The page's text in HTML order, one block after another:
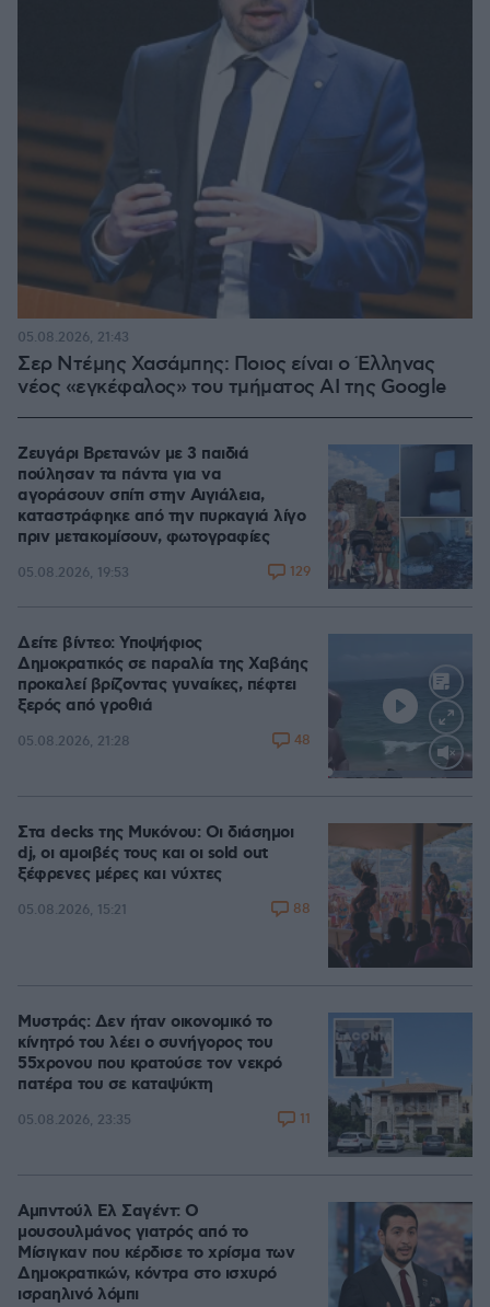
Σερ Ντέμης Χασάμπης: Ποιος είναι ο Έλληνας
νέος «εγκέφαλος» του τμήματος AI της Google
05.08.2026, 21:43
Ζευγάρι Βρετανών με 3 παιδιά
πούλησαν τα πάντα για να
αγοράσουν σπίτι στην Αιγιάλεια,
καταστράφηκε από την πυρκαγιά λίγο
πριν μετακομίσουν, φωτογραφίες
05.08.2026, 19:53 129
Loaded
Δείτε βίντεο: Υποψήφιος
Δημοκρατικός σε παραλία της Χαβάης
προκαλεί βρίζοντας γυναίκες, πέφτει
ξερός από γροθιά
05.08.2026, 21:28 48
Στα decks της Μυκόνου: Οι διάσημοι
dj, οι αμοιβές τους και οι sold out
ξέφρενες μέρες και νύχτες
05.08.2026, 15:21 88
Μυστράς: Δεν ήταν οικονομικό το
κίνητρό του λέει ο συνήγορος του
55χρονου που κρατούσε τον νεκρό
πατέρα του σε καταψύκτη
05.08.2026, 23:35 11
Αμπντούλ Ελ Σαγέντ: Ο
μουσουλμάνος γιατρός από το
Μίσιγκαν που κέρδισε το χρίσμα των
Δημοκρατικών, κόντρα στο ισχυρό
ισραηλινό λόμπι